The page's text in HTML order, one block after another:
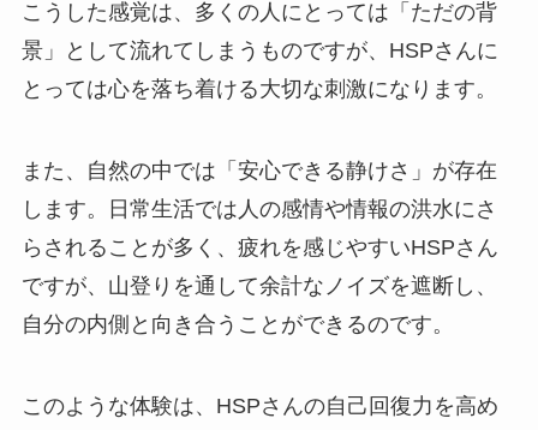
こうした感覚は、多くの人にとっては「ただの背
景」として流れてしまうものですが、HSPさんに
とっては心を落ち着ける大切な刺激になります。
また、自然の中では「安心できる静けさ」が存在
します。日常生活では人の感情や情報の洪水にさ
らされることが多く、疲れを感じやすいHSPさん
ですが、山登りを通して余計なノイズを遮断し、
自分の内側と向き合うことができるのです。
このような体験は、HSPさんの自己回復力を高め